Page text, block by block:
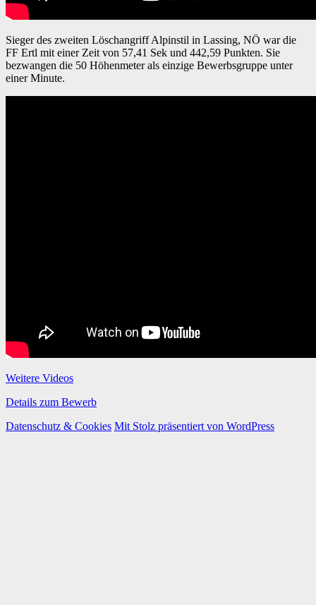
Sieger des zweiten Löschangriff Alpinstil in Lassing, NÖ war die
FF Ertl mit einer Zeit von 57,41 Sek und 442,59 Punkten. Sie
bezwangen die 50 Höhenmeter als einzige Bewerbsgruppe unter
einer Minute.
Weitere Videos
Details zum Bewerb
Datenschutz & Cookies Mit Stolz präsentiert von WordPress